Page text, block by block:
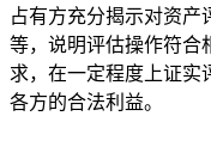
占有方充分揭示对资产
等，说明评估操作符合
求，在一定程度上证实
各方的合法利益。